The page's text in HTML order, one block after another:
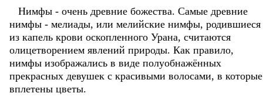
Нимфы - очень древние божества. Самые древние
нимфы - мелиады, или мелийские нимфы, родившиеся
из капель крови оскопленного Урана, считаются
олицетворением явлений природы. Как правило,
нимфы изображались в виде полуобнажённых
прекрасных девушек с красивыми волосами, в которые
вплетены цветы.